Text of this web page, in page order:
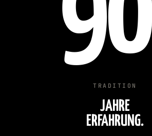
TRADITION
JAHRE
ERFAHRUNG.